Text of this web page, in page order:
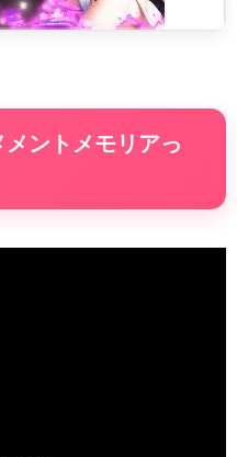
ントメモリアっ